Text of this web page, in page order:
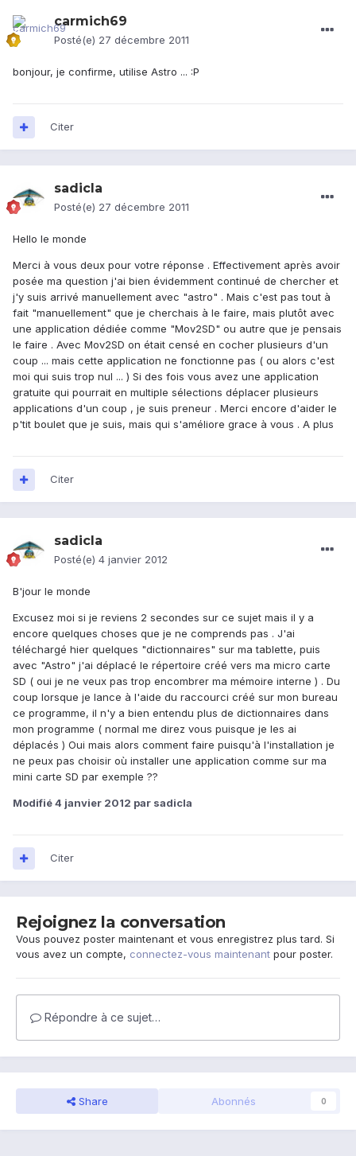
carmich69
Posté(e) 27 décembre 2011
bonjour, je confirme, utilise Astro ... :P
Citer
sadicla
Posté(e) 27 décembre 2011
Hello le monde
Merci à vous deux pour votre réponse . Effectivement après avoir
posée ma question j'ai bien évidemment continué de chercher et
j'y suis arrivé manuellement avec "astro" . Mais c'est pas tout à
fait "manuellement" que je cherchais à le faire, mais plutôt avec
une application dédiée comme "Mov2SD" ou autre que je pensais
le faire . Avec Mov2SD on était censé en cocher plusieurs d'un
coup ... mais cette application ne fonctionne pas ( ou alors c'est
moi qui suis trop nul ... ) Si des fois vous avez une application
gratuite qui pourrait en multiple sélections déplacer plusieurs
applications d'un coup , je suis preneur . Merci encore d'aider le
p'tit boulet que je suis, mais qui s'améliore grace à vous . A plus
Citer
sadicla
Posté(e) 4 janvier 2012
B'jour le monde
Excusez moi si je reviens 2 secondes sur ce sujet mais il y a
encore quelques choses que je ne comprends pas . J'ai
téléchargé hier quelques "dictionnaires" sur ma tablette, puis
avec "Astro" j'ai déplacé le répertoire créé vers ma micro carte
SD ( oui je ne veux pas trop encombrer ma mémoire interne ) . Du
coup lorsque je lance à l'aide du raccourci créé sur mon bureau
ce programme, il n'y a bien entendu plus de dictionnaires dans
mon programme ( normal me direz vous puisque je les ai
déplacés ) Oui mais alors comment faire puisqu'à l'installation je
ne peux pas choisir où installer une application comme sur ma
mini carte SD par exemple ??
Modifié4 janvier 2012 par sadicla
Citer
Rejoignez la conversation
Vous pouvez poster maintenant et vous enregistrez plus tard. Si
vous avez un compte, connectez-vous maintenant pour poster.
Répondre à ce sujet…
Share Abonnés 0